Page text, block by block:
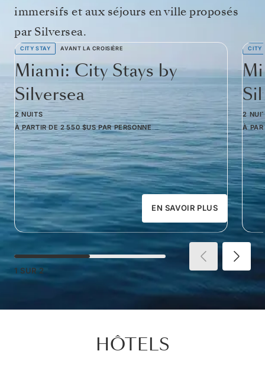
immersifs et aux séjours en ville proposés
par Silversea.
CITY STAY AVANT LA CROISIÈRE
Miami: City Stays by
Silversea
2 NUITS
À PARTIR DE 2 550 $US PAR PERSONNE
EN SAVOIR PLUS
CITY
2
À
1 SUR 2
HÔTELS